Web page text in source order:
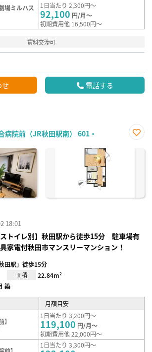
場ミルハス
1日当たり 2,300円～
92,100 円/月～
初期費用他 16,500円～
賃料交渉可
せ 電話する
病院前（JR秋田駅南） 601・
に入
18:01
ストイレ別】秋田駅から徒歩15分 駐車場有
家電付秋田市マンスリーマンション！
田駅」徒歩15分
面積 22.84m²
築
月額目安
1日当たり 3,200円～
119,100 円/月～
初期費用他 22,000円～
1日当たり 3,300円～